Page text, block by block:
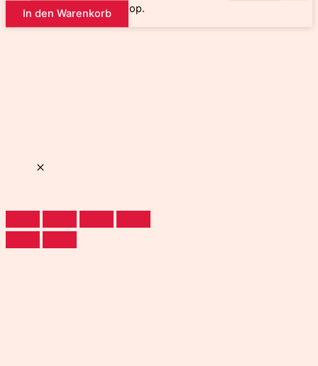
Preis in diesem Online-Shop.
In den Warenkorb